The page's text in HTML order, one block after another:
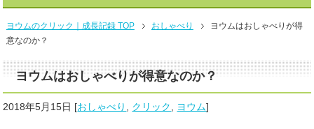
ヨウムのクリック｜成長記録 TOP おしゃべり
ヨウムはおしゃべりが得
意なのか？
ヨウムはおしゃべりが得意なのか？
2018年5月15日 [おしゃべり , クリック, ヨウム]